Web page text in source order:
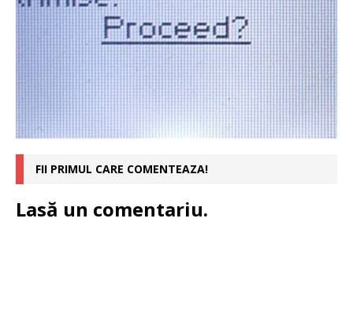
FII PRIMUL CARE COMENTEAZA!
Lasă un comentariu.